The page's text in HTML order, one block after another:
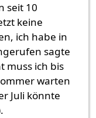
seit 10
keine
ich habe in
sagte
muss ich bis
warten
Juli könnte